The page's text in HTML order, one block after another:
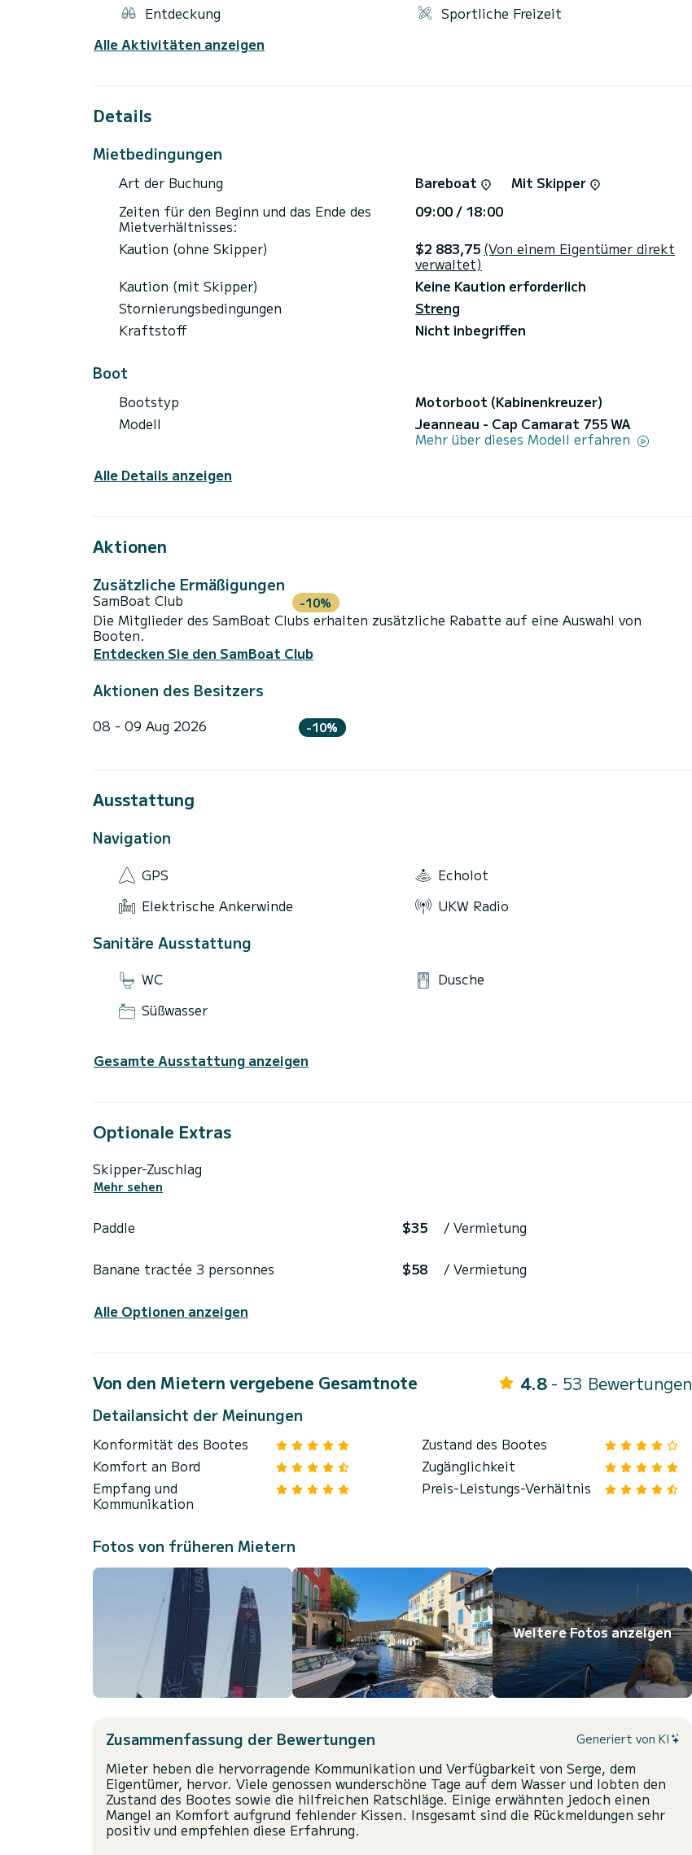
Optional:
Abschleppboje 30 € / T
Entdeckung
Sportliche Freizeit
Alle Aktivitäten anzeigen
Details
Mietbedingungen
Art der Buchung Bareboat
Mit Skipper
Zeiten für den Beginn und das Ende des
Mietverhältnisses:
09:00 / 18:00
Kaution (ohne Skipper)
$2 883,75 (Von einem Eigentümer direkt
verwaltet)
Kaution (mit Skipper)
Keine Kaution erforderlich
Stornierungsbedingungen
Streng
Kraftstoff
Nicht inbegriffen
Boot
Bootstyp
Motorboot (Kabinenkreuzer)
Modell
Jeanneau - Cap Camarat 755 WA
Mehr über dieses Modell erfahren
Alle Details anzeigen
Aktionen
Zusätzliche Ermäßigungen
SamBoat Club -10%
Die Mitglieder des SamBoat Clubs erhalten zusätzliche Rabatte auf eine Auswahl von
Booten.
Entdecken Sie den SamBoat Club
Aktionen des Besitzers
08 - 09 Aug 2026 -10%
Ausstattung
Navigation
GPS
Echolot
Elektrische Ankerwinde
UKW Radio
Sanitäre Ausstattung
WC
Dusche
Süßwasser
Gesamte Ausstattung anzeigen
Optionale Extras
Skipper-Zuschlag
Mehr sehen
Paddle $35 / Vermietung
Banane tractée 3 personnes $58 / Vermietung
Alle Optionen anzeigen
Von den Mietern vergebene Gesamtnote 4.8 - 53 Bewertungen
Detailansicht der Meinungen
Konformität des Bootes
Zustand des Bootes
Komfort an Bord
Zugänglichkeit
Empfang und
Kommunikation
Preis-Leistungs-Verhältnis
Fotos von früheren Mietern
Weitere Fotos anzeigen
Zusammenfassung der Bewertungen Generiert von KI
Mieter heben die hervorragende Kommunikation und Verfügbarkeit von Serge, dem
Eigentümer, hervor. Viele genossen wunderschöne Tage auf dem Wasser und lobten den
Zustand des Bootes sowie die hilfreichen Ratschläge. Einige erwähnten jedoch einen
Mangel an Komfort aufgrund fehlender Kissen. Insgesamt sind die Rückmeldungen sehr
positiv und empfehlen diese Erfahrung.